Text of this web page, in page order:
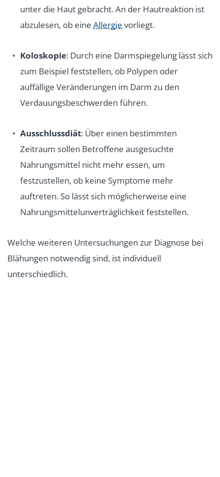
unter die Haut gebracht. An der Hautreaktion ist
abzulesen, ob eine Allergie vorliegt.
Koloskopie: Durch eine Darmspiegelung lässt sich
zum Beispiel feststellen, ob Polypen oder
auffällige Veränderungen im Darm zu den
Verdauungsbeschwerden führen.
Ausschlussdiät: Über einen bestimmten
Zeitraum sollen Betroffene ausgesuchte
Nahrungsmittel nicht mehr essen, um
festzustellen, ob keine Symptome mehr
auftreten. So lässt sich möglicherweise eine
Nahrungsmittelunverträglichkeit feststellen.
Welche weiteren Untersuchungen zur Diagnose bei
Blähungen notwendig sind, ist individuell
unterschiedlich.